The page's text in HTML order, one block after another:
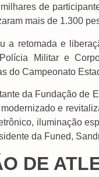
de
mais de 1.300
a retomada e
Militar e
do Campeonato
da Fundação de
e
iluminação
da Funed,
DE